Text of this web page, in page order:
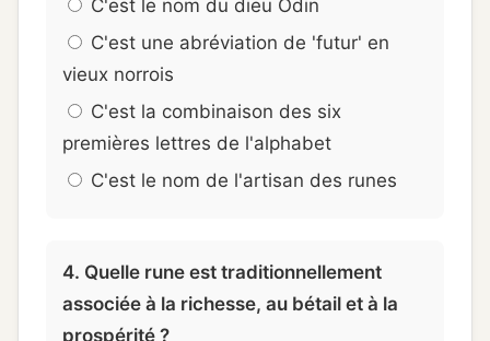
C'est le nom du dieu Odin
C'est une abréviation de 'futur' en
vieux norrois
C'est la combinaison des six
premières lettres de l'alphabet
C'est le nom de l'artisan des runes
4. Quelle rune est traditionnellement
associée à la richesse, au bétail et à la
prospérité ?